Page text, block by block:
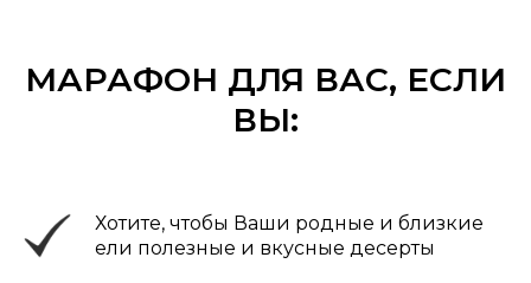
МАРАФОН ДЛЯ ВАС, ЕСЛИ
ВЫ:
Хотите, чтобы Ваши родные и близкие
ели полезные и вкусные десерты